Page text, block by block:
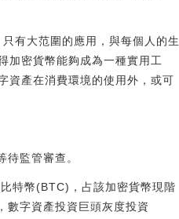
有大范圍的應用，與每個人的生
加密貨幣能夠成為一種實用工
資產在消費環境的使用外，或可
監管審查。
特幣(BTC)，占該加密貨幣現階
數字資產投資巨頭灰度投資